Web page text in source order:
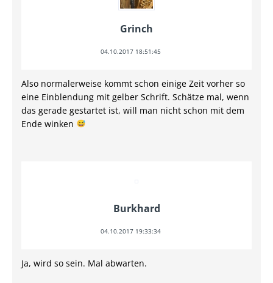
Grinch
04.10.2017 18:51:45
Also normalerweise kommt schon einige Zeit vorher so
eine Einblendung mit gelber Schrift. Schätze mal, wenn
das gerade gestartet ist, will man nicht schon mit dem
Ende winken
Burkhard
04.10.2017 19:33:34
Ja, wird so sein. Mal abwarten.